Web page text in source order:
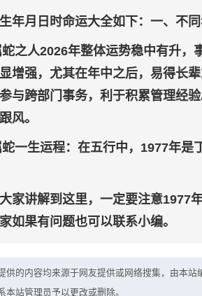
年月日时命运大全如下：一、不
之人2026年整体运势稳中有升，
增强，尤其在年中之后，易得长
与跨部门事务，利于积累管理经
风。
一生运程：在五行中，1977年
家讲解到这里，一定要注意1977
如果有问题也可以联系小编。
供的内容均来源于网友提供或网络搜集，由本
本站管理员予以更改或删除。